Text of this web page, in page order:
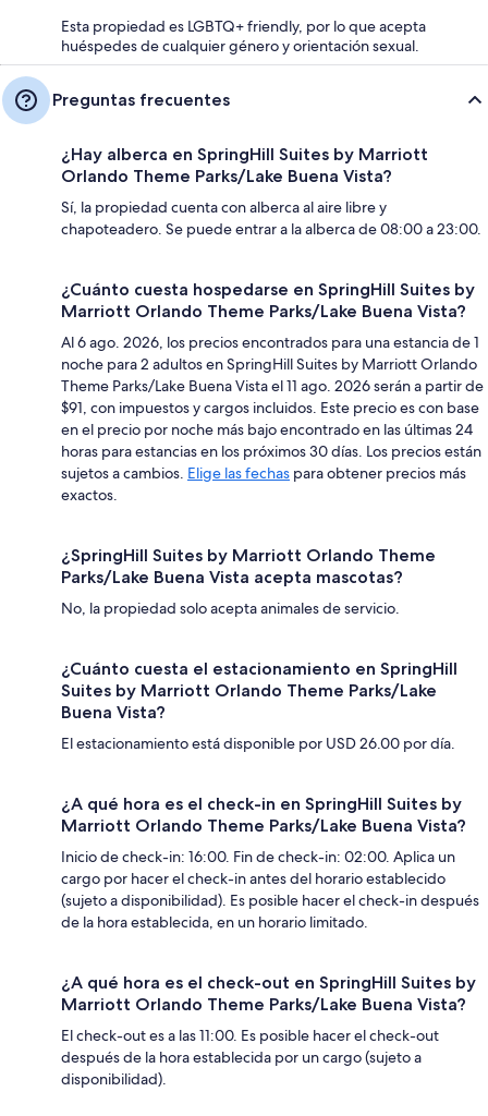
Esta propiedad es LGBTQ+ friendly, por lo que acepta
huéspedes de cualquier género y orientación sexual.
Preguntas frecuentes
¿Hay alberca en SpringHill Suites by Marriott
Orlando Theme Parks/Lake Buena Vista?
Sí, la propiedad cuenta con alberca al aire libre y
chapoteadero. Se puede entrar a la alberca de 08:00 a 23:00.
¿Cuánto cuesta hospedarse en SpringHill Suites by
Marriott Orlando Theme Parks/Lake Buena Vista?
Al 6 ago. 2026, los precios encontrados para una estancia de 1
noche para 2 adultos en SpringHill Suites by Marriott Orlando
Theme Parks/Lake Buena Vista el 11 ago. 2026 serán a partir de
$91, con impuestos y cargos incluidos. Este precio es con base
en el precio por noche más bajo encontrado en las últimas 24
horas para estancias en los próximos 30 días. Los precios están
sujetos a cambios. Elige las fechas para obtener precios más
exactos.
¿SpringHill Suites by Marriott Orlando Theme
Parks/Lake Buena Vista acepta mascotas?
No, la propiedad solo acepta animales de servicio.
¿Cuánto cuesta el estacionamiento en SpringHill
Suites by Marriott Orlando Theme Parks/Lake
Buena Vista?
El estacionamiento está disponible por USD 26.00 por día.
¿A qué hora es el check-in en SpringHill Suites by
Marriott Orlando Theme Parks/Lake Buena Vista?
Inicio de check-in: 16:00. Fin de check-in: 02:00. Aplica un
cargo por hacer el check-in antes del horario establecido
(sujeto a disponibilidad). Es posible hacer el check-in después
de la hora establecida, en un horario limitado.
¿A qué hora es el check-out en SpringHill Suites by
Marriott Orlando Theme Parks/Lake Buena Vista?
El check-out es a las 11:00. Es posible hacer el check-out
después de la hora establecida por un cargo (sujeto a
disponibilidad).